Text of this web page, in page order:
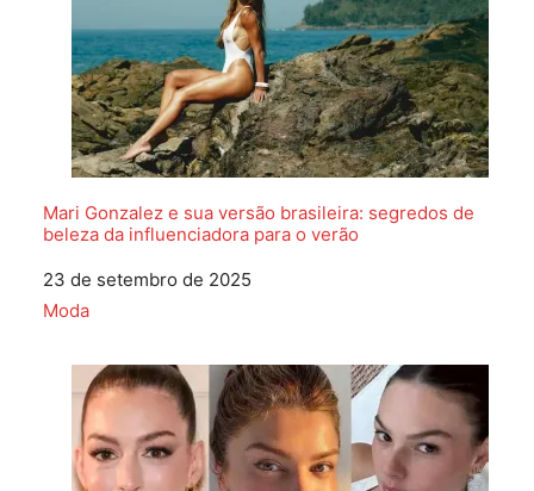
Mari Gonzalez e sua versão brasileira: segredos de
beleza da influenciadora para o verão
Data
23 de setembro de 2025
Em relação a
Moda